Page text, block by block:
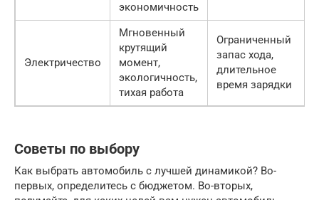
экономичность
Электричество
Мгновенный
крутящий
момент,
экологичность,
тихая работа
Ограниченный
запас хода,
длительное
время зарядки
Советы по выбору
Как выбрать автомобиль с лучшей динамикой? Во-
первых, определитесь с бюджетом. Во-вторых,